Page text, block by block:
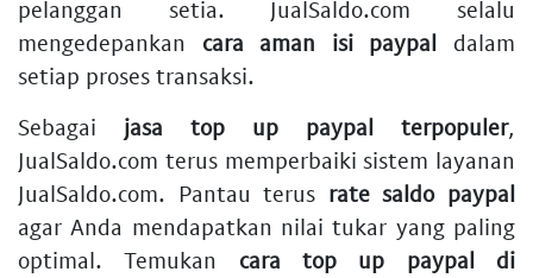
pelanggan setia. JualSaldo.com selalu
mengedepankan cara aman isi paypal dalam
setiap proses transaksi.
Sebagai jasa top up paypal terpopuler,
JualSaldo.com terus memperbaiki sistem layanan
JualSaldo.com. Pantau terus rate saldo paypal
agar Anda mendapatkan nilai tukar yang paling
optimal. Temukan cara top up paypal di